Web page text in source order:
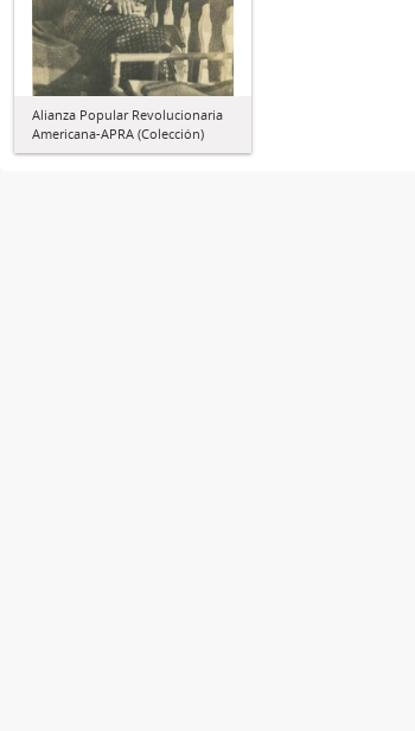
Alianza Popular Revolucionaria
Americana-APRA (Colección)